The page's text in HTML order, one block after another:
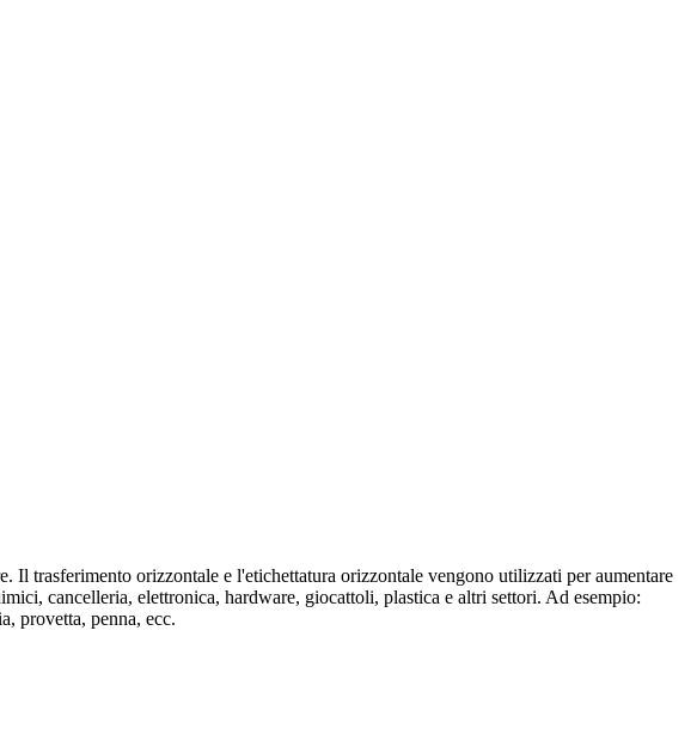
trasferimento orizzontale e l'etichettatura orizzontale vengono utilizzati per aumentare
cancelleria, elettronica, hardware, giocattoli, plastica e altri settori. Ad esempio:
provetta, penna, ecc.